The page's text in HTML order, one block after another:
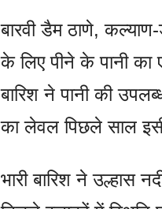
बारवी डैम ठाणे,
के लिए पीने के पानी का
बारिश ने पानी की
का लेवल पिछले साल
भारी बारिश ने उल्हास